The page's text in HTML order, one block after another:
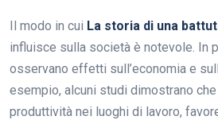
Il modo in cui La storia di una
influisce sulla società è notevole. In
osservano effetti sull’economia e
esempio, alcuni studi dimostrano che
produttività nei luoghi di lavoro,